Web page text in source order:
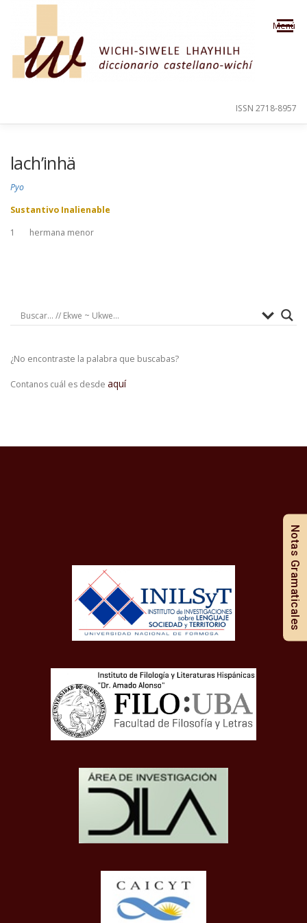
Saltar al contenido
Menú
ISSN 2718-8957
lach’inhä
Pyo
Sustantivo Inalienable
1
hermana menor
¿No encontraste la palabra que buscabas?
Contanos cuál es desde aquí
Notas Gramaticales